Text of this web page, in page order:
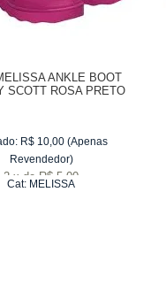
ANKLE BOOT
SCOTT ROSA PRETO
R$ 10,00 (Apenas
Revendedor)
2 x de R$ 5,00
Cat: MELISSA